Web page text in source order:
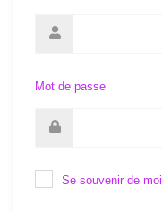
Mot de passe
Se souvenir de moi